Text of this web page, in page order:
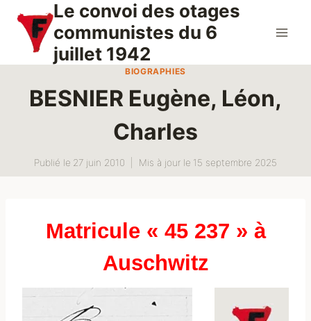
contenu
Le convoi des otages
communistes du 6
juillet 1942
BIOGRAPHIES
BESNIER Eugène, Léon,
Charles
Publié le 27 juin 2010 Mis à jour le 15 septembre 2025
Matricule « 45 237 » à
Auschwitz